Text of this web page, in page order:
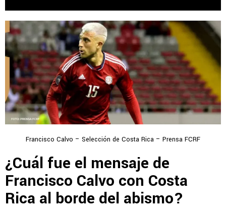
Francisco Calvo – Selección de Costa Rica – Prensa FCRF
¿Cuál fue el mensaje de
Francisco Calvo con Costa
Rica al borde del abismo?